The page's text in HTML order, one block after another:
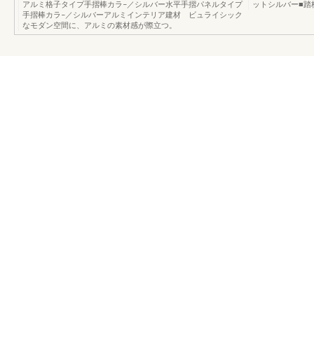
アルミ格子タイプ手摺棒カラ−／シルバー水平手摺パネルタイプ
手摺棒カラ−／シルバーアルミインテリア建材 ビュライシック
なモダン空間に、アルミの素材感が際立つ。
ットシルバー■踏